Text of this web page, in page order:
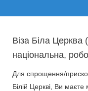
Віза Біла Церква
національна,
Для спрощення/
Білій Церкві, Ви